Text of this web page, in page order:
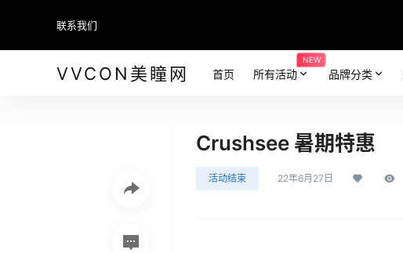
联系我们
VVCON美瞳网 首页 所有活动
NEW
品牌分类
Crushsee 暑期特惠
活动结束 22年6月27日